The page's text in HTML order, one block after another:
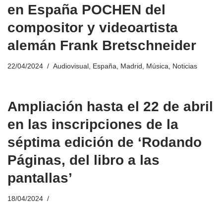
en España POCHEN del
compositor y videoartista
alemán Frank Bretschneider
22/04/2024 Audiovisual España Madrid Música Noticias
Ampliación hasta el 22 de abril
en las inscripciones de la
séptima edición de ‘Rodando
Páginas, del libro a las
pantallas’
18/04/2024